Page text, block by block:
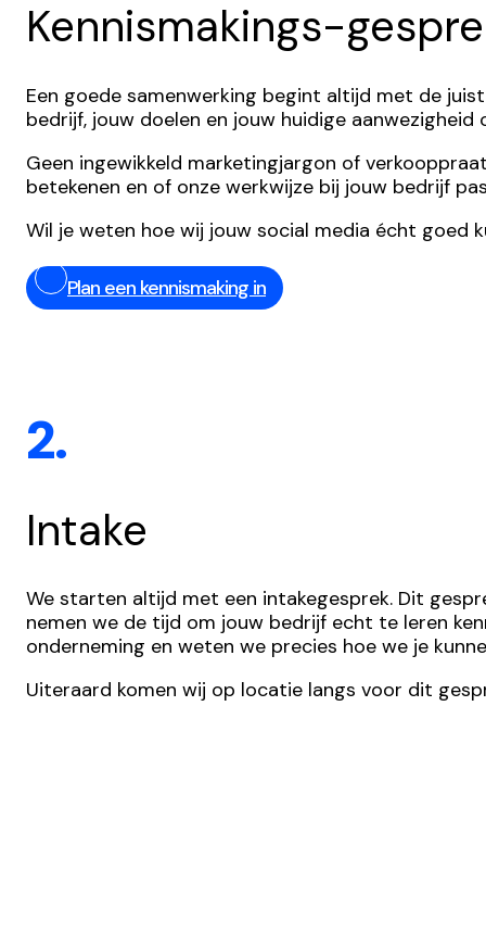
Kennismakings-
Een goede samenwerking begint altijd met de
bedrijf, jouw doelen en jouw huidige
Geen ingewikkeld marketingjargon of
betekenen en of onze werkwijze bij jouw bedrijf
Wil je weten hoe wij jouw social media écht goed
Plan een kennismaking in
2.
Intake
We starten altijd met een intakegesprek. Dit
nemen we de tijd om jouw bedrijf echt te leren
onderneming en weten we precies hoe we je
Uiteraard komen wij op locatie langs voor dit